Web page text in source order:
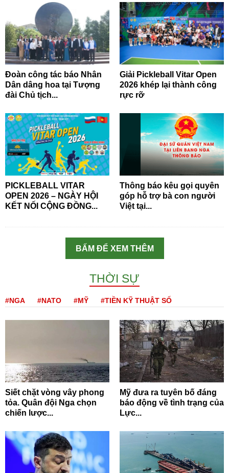
Đoàn công tác báo Nhân
Dân dâng hoa tại Tượng
đài Chủ tịch...
Giải Pickleball Vitar Open
2026 khép lại thành công
rực rỡ
PICKLEBALL VITAR
OPEN 2026 – NGÀY HỘI
KẾT NỐI CỘNG ĐỒNG...
Thông báo kêu gọi quyên
góp hỗ trợ bà con người
Việt tại...
BẤM ĐỂ XEM THÊM
THỜI SỰ
#NGA #NATO #MỸ #TIỀN KỸ THUẬT SỐ
Siết chặt vòng vây phong
tỏa. Quân đội Nga chọn
chiến lược...
Mỹ đưa ra tuyên bố đáng
báo động về tình trạng của
Lực...